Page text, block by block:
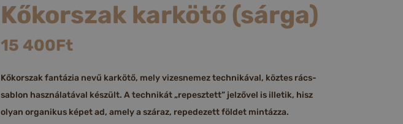
Kőkorszak karkötő (sárga)
15 400Ft
Kőkorszak fantázia nevű karkötő, mely vizesnemez technikával, köztes rács-
sablon használatával készült. A technikát „repesztett” jelzővel is illetik, hisz
olyan organikus képet ad, amely a száraz, repedezett földet mintázza.